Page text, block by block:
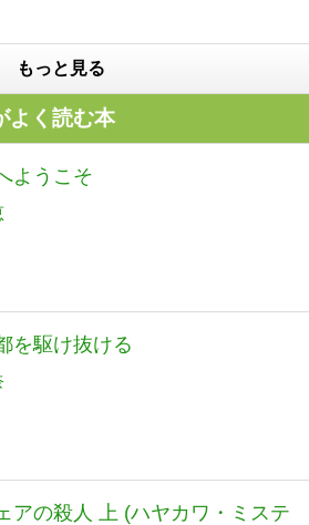
もっと見る
よく読む本
ようこそ
を駆け抜ける
アの殺人 上 (ハヤカワ・ミステ